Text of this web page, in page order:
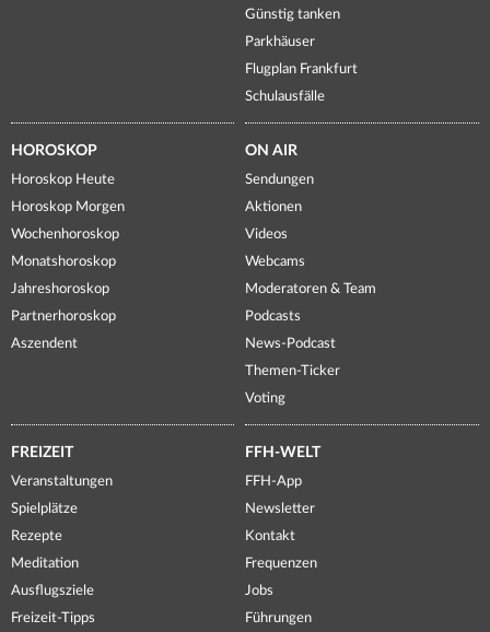
Günstig tanken
Parkhäuser
Flugplan Frankfurt
Schulausfälle
HOROSKOP
Horoskop Heute
Horoskop Morgen
Wochenhoroskop
Monatshoroskop
Jahreshoroskop
Partnerhoroskop
Aszendent
ON AIR
Sendungen
Aktionen
Videos
Webcams
Moderatoren & Team
Podcasts
News-Podcast
Themen-Ticker
Voting
FREIZEIT
Veranstaltungen
Spielplätze
Rezepte
Meditation
Ausflugsziele
Freizeit-Tipps
FFH-WELT
FFH-App
Newsletter
Kontakt
Frequenzen
Jobs
Führungen